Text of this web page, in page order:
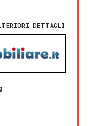
DETTAGLI